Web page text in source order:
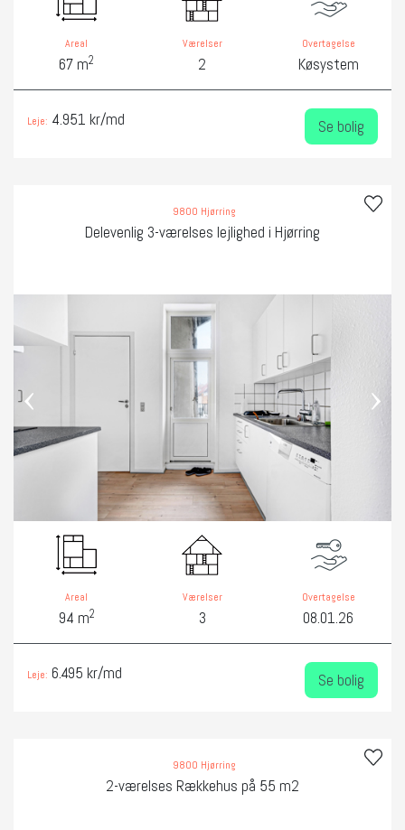
Areal
67 m2
Værelser
2
Overtagelse
Køsystem
Leje: 4.951 kr/md Se bolig
9800 Hjørring
Delevenlig 3-værelses lejlighed i Hjørring
‹ ›
Areal
94 m2
Værelser
3
Overtagelse
08.01.26
Leje: 6.495 kr/md Se bolig
9800 Hjørring
2-værelses Rækkehus på 55 m2